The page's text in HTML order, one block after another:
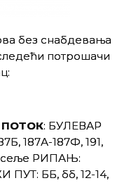
без снабдевања
потрошачи
ПОТОК: БУЛЕВАР
187А-187Ф, 191,
РИПАЊ:
ПУТ: ББ, бб, 12-14,